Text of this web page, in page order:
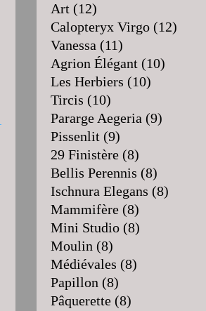
Art (12)
Calopteryx Virgo (12)
Vanessa (11)
Agrion Élégant (10)
Les Herbiers (10)
Tircis (10)
Pararge Aegeria (9)
Pissenlit (9)
29 Finistère (8)
Bellis Perennis (8)
Ischnura Elegans (8)
Mammifère (8)
Mini Studio (8)
Moulin (8)
Médiévales (8)
Papillon (8)
Pâquerette (8)